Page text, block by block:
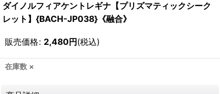
ダイノルフィアケントレギナ【プリズマティックシーク
レット】{BACH-JP038}《融合》
販売価格: 2,480円(税込)
在庫数 ×